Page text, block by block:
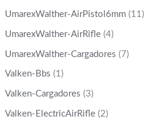
UmarexWalther-AirPistol6mm (11)
UmarexWalther-AirRifle (4)
UmarexWalther-Cargadores (7)
Valken-Bbs (1)
Valken-Cargadores (3)
Valken-ElectricAirRifle (2)